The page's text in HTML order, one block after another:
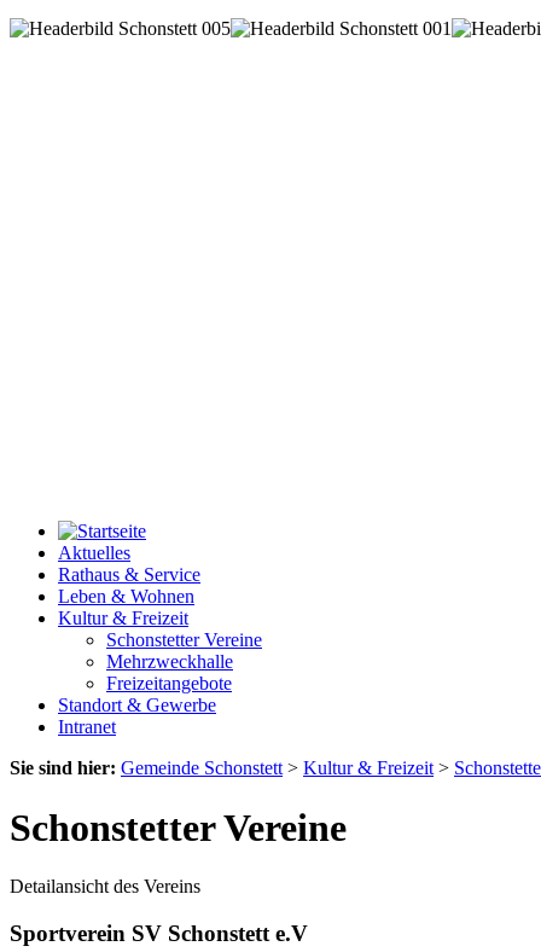
Aktuelles
Rathaus & Service
Leben & Wohnen
Kultur & Freizeit
Schonstetter Vereine
Mehrzweckhalle
Freizeitangebote
Standort & Gewerbe
Intranet
Sie sind hier: Gemeinde Schonstett > Kultur & Freizeit >
Schonstetter Vereine
Detailansicht des Vereins
Sportverein SV Schonstett e.V